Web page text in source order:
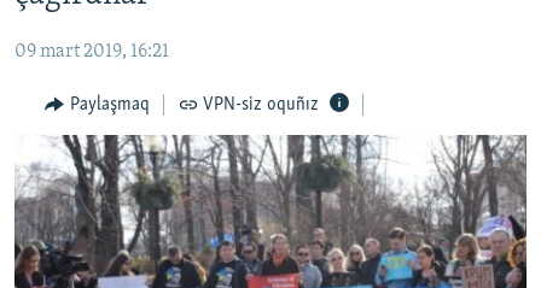
İNSAN AQLARI
VİDEO
SÜRET
BLOGLAR
FİKİR
09 mart 2019, 16:21
Paylaşmaq VPN-siz oquñız